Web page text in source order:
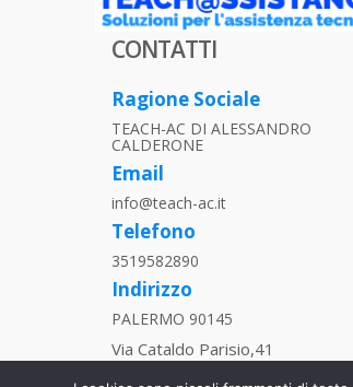
CONTATTI
Ragione Sociale
TEACH-AC DI ALESSANDRO
CALDERONE
Email
info@teach-ac.it
Telefono
3519582890
Indirizzo
PALERMO 90145
Via Cataldo Parisio,41
P.IVA